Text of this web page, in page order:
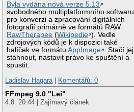
Byla vydána nová verze 5.13
svobodného multiplatformního softwaru
pro konverzi a zpracování digitálních
fotografií primárně ve formátů RAW
RawTherapee (Wikipedie ). Vedle
zdrojových kódů je k dispozici také
balíček ve formátuAppImage . Stačí jej
stáhnout, nastavit právo ke spuštění a
spustit.
Ladislav Hagara| Komentářů: 0
FFmpeg 9.0 "Lei"
4.8. 20:44 | Zajímavý článek